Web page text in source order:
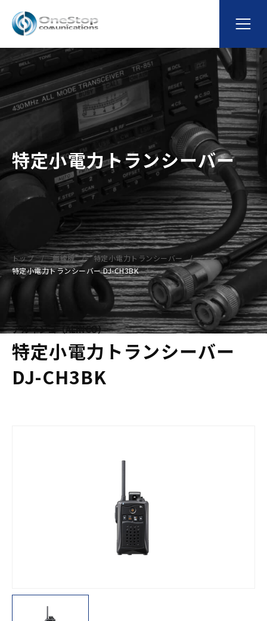
特定小電力トランシーバー
トップ 無線機
特定小電力トランシーバー
特定小電力トランシーバー DJ-CH3BK
アルインコ（ALINCO）
特定小電力トランシーバー
DJ-CH3BK